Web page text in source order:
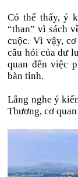
Có thể thấy, ý
“than” vì sách
cuộc. Vì vậy,
câu hỏi của dư
quan đến việc
bàn tỉnh.
Lắng nghe ý
Thương, cơ